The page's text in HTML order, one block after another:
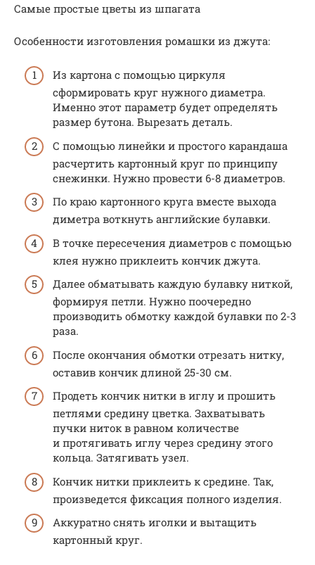
Самые простые цветы из шпагата
Особенности изготовления ромашки из джута:
Из картона с помощью циркуля
сформировать круг нужного диаметра.
Именно этот параметр будет определять
размер бутона. Вырезать деталь.
С помощью линейки и простого карандаша
расчертить картонный круг по принципу
снежинки. Нужно провести 6-8 диаметров.
По краю картонного круга вместе выхода
диметра воткнуть английские булавки.
В точке пересечения диаметров с помощью
клея нужно приклеить кончик джута.
Далее обматывать каждую булавку ниткой,
формируя петли. Нужно поочередно
производить обмотку каждой булавки по 2-3
раза.
После окончания обмотки отрезать нитку,
оставив кончик длиной 25-30 см.
Продеть кончик нитки в иглу и прошить
петлями средину цветка. Захватывать
пучки ниток в равном количестве
и протягивать иглу через средину этого
кольца. Затягивать узел.
Кончик нитки приклеить к средине. Так,
произведется фиксация полного изделия.
Аккуратно снять иголки и вытащить
картонный круг.